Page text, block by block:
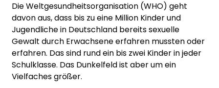
Die Weltgesundheitsorganisation (WHO) geht
davon aus, dass bis zu eine Million Kinder und
Jugendliche in Deutschland bereits sexuelle
Gewalt durch Erwachsene erfahren mussten oder
erfahren. Das sind rund ein bis zwei Kinder in jeder
Schulklasse. Das Dunkelfeld ist aber um ein
Vielfaches größer.